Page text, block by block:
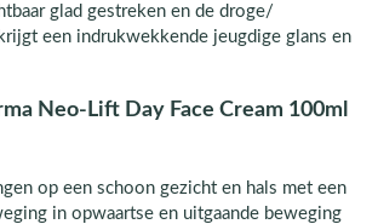
glad gestreken en de droge/
een indrukwekkende jeugdige glans en
Neo-Lift Day Face Cream 100ml
op een schoon gezicht en hals met een
in opwaartse en uitgaande beweging